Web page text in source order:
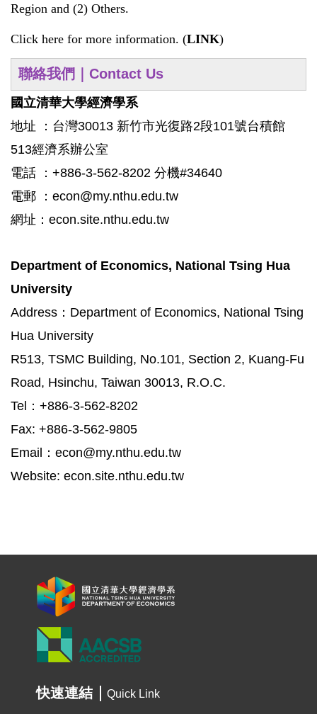
Region and (2) Others.
Click here for more information. (LINK)
聯絡我們｜Contact Us
國立清華大學經濟學系
地址 ：台灣30013 新竹市光復路2段101號台積館
513經濟系辦公室
電話 ：+886-3-562-8202 分機#34640
電郵 ：econ@my.nthu.edu.tw
網址：econ.site.nthu.edu.tw
Department of Economics, National Tsing Hua
University
Address：Department of Economics, National Tsing
Hua University
R513, TSMC Building, No.101, Section 2, Kuang-Fu
Road, Hsinchu, Taiwan 30013, R.O.C.
Tel：+886-3-562-8202
Fax: +886-3-562-9805
Email：econ@my.nthu.edu.tw
Website: econ.site.nthu.edu.tw
快速連結 Quick Link